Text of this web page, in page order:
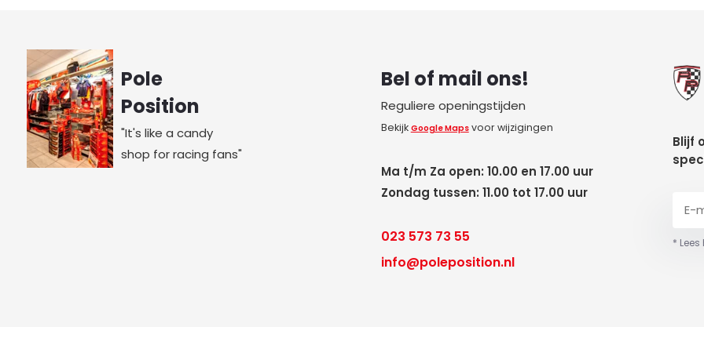
Pole
Position
"It's like a candy
shop for racing fans"
Bel of mail ons!
Reguliere openingstijden
Bekijk Google Mapsvoor wijzigingen
Ma t/m Za open: 10.00 en 17.00 uur
Zondag tussen: 11.00 tot 17.00 uur
023 573 73 55
info@poleposition.nl
Blijf
*